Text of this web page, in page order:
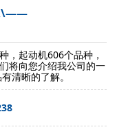
，起动机606个品种，
将向您介绍我公司的一
清晰的了解。